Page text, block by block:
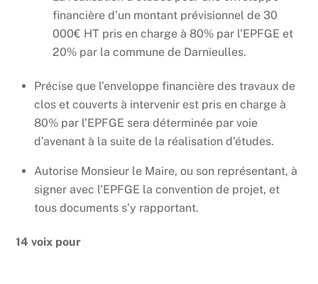
financière d’un montant prévisionnel de 30
000€ HT pris en charge à 80% par l’EPFGE et
20% par la commune de Darnieulles.
Précise que l’enveloppe financière des travaux de
clos et couverts à intervenir est pris en charge à
80% par l’EPFGE sera déterminée par voie
d’avenant à la suite de la réalisation d’études.
Autorise Monsieur le Maire, ou son représentant, à
signer avec l’EPFGE la convention de projet, et
tous documents s’y rapportant.
14 voix pour